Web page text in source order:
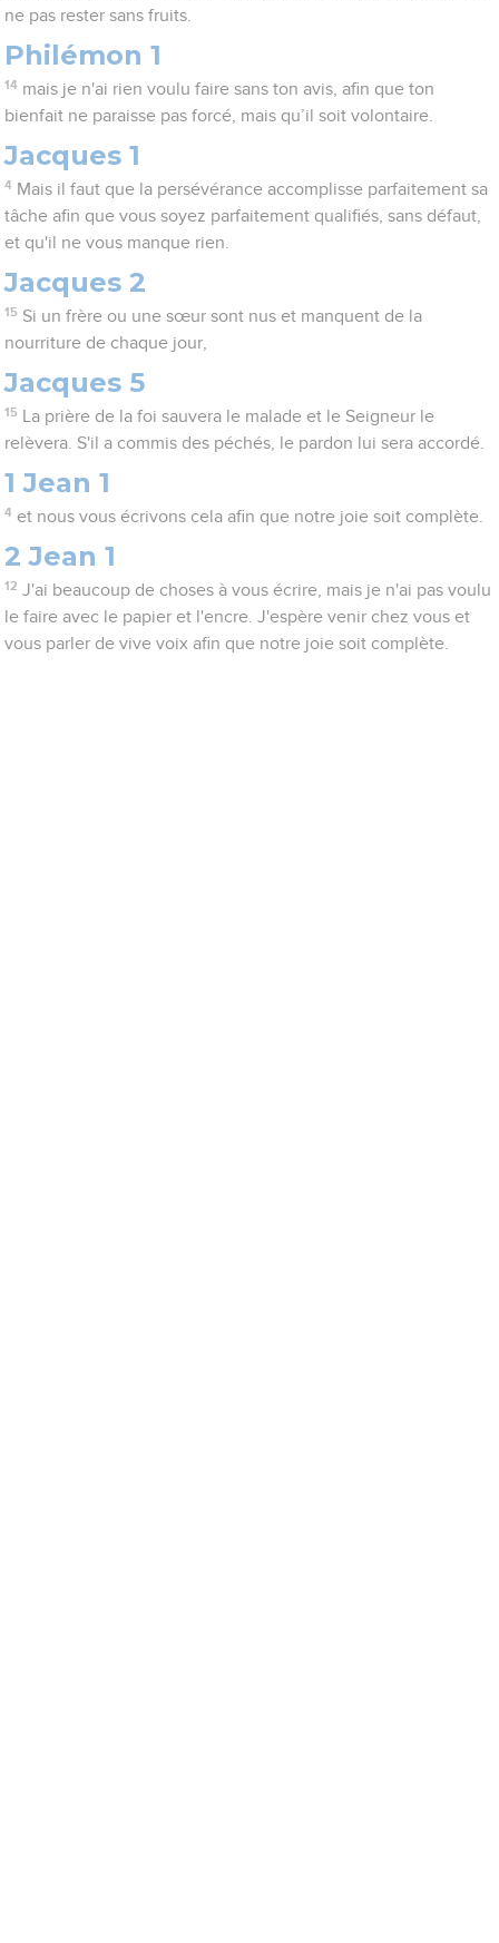
ne pas rester sans fruits.
Philémon 1
14 mais je n'ai rien voulu faire sans ton avis, afin que ton
bienfait ne paraisse pas forcé, mais qu’il soit volontaire.
Jacques 1
4 Mais il faut que la persévérance accomplisse parfaitement sa
tâche afin que vous soyez parfaitement qualifiés, sans défaut,
et qu'il ne vous manque rien.
Jacques 2
15 Si un frère ou une sœur sont nus et manquent de la
nourriture de chaque jour,
Jacques 5
15
La prière de la foi sauvera le malade et le Seigneur le
relèvera. S'il a commis des péchés, le pardon lui sera accordé.
1 Jean 1
4 et nous vous écrivons cela afin que notre joie soit complète.
2 Jean 1
12 J'ai beaucoup de choses à vous écrire, mais je n'ai pas voulu
le faire avec le papier et l'encre. J'espère venir chez vous et
vous parler de vive voix afin que notre joie soit complète.